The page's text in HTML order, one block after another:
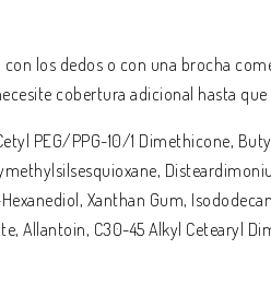
los dedos o con una brocha
cobertura adicional hasta
PEG/PPG-10/1 Dimethicone,
Xanthan Gum,
C30-45 Alkyl Cetearyl